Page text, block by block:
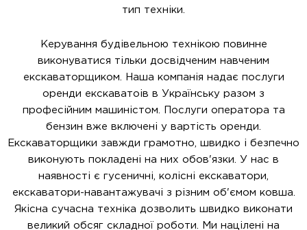
тип техніки.
Керування будівельною технікою повинне
виконуватися тільки досвідченим навченим
екскаваторщиком. Наша компанія надає послуги
оренди екскаватоів в Українську разом з
професійним машиністом. Послуги оператора та
бензин вже включені у вартість оренди.
Екскаваторщики завжди грамотно, швидко і безпечно
виконують покладені на них обов'язки. У нас в
наявності є гусеничні, колісні екскаватори,
екскаватори-навантажувачі з різним об'ємом ковша.
Якісна сучасна техніка дозволить швидко виконати
великий обсяг складної роботи. Ми націлені на